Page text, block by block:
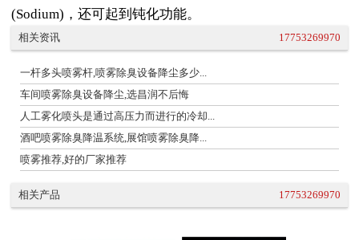
(Sodium)，还可起到钝化功能。
相关资讯 17753269970
一杆多头喷雾杆,喷雾除臭设备降尘多少...
车间喷雾除臭设备降尘,选昌润不后悔
人工雾化喷头是通过高压力而进行的冷却...
酒吧喷雾除臭降温系统,展馆喷雾除臭降...
喷雾推荐,好的厂家推荐
相关产品 17753269970